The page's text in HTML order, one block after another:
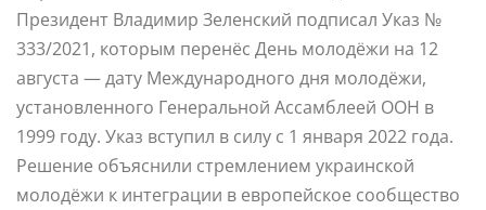
Президент Владимир Зеленский подписал Указ №
333/2021, которым перенёс День молодёжи на 12
августа — дату Международного дня молодёжи,
установленного Генеральной Ассамблеей ООН в
1999 году. Указ вступил в силу с 1 января 2022 года.
Решение объяснили стремлением украинской
молодёжи к интеграции в европейское сообщество